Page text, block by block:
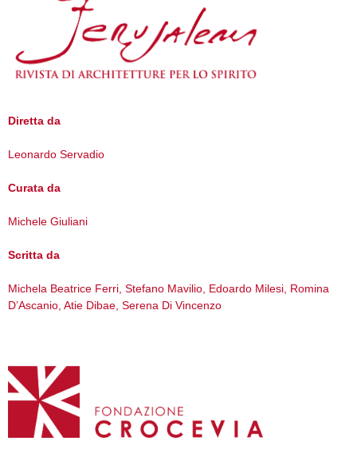
Diretta da
Leonardo Servadio
Curata da
Michele Giuliani
Scritta da
Michela Beatrice Ferri, Stefano Mavilio, Edoardo Milesi, Romina
D’Ascanio, Atie Dibae, Serena Di Vincenzo